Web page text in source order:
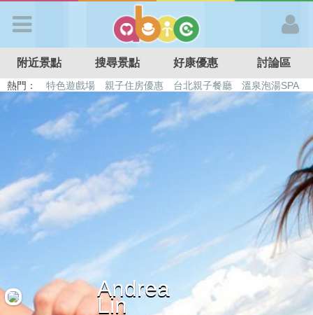
APP登入
首 頁
搜尋景點
好康優惠
最新留言
附近景點 搜尋景點 好康優惠 討論區
熱門： 特色遊戲場 親子住房優惠 台北親子餐廳
溫泉泡湯SPA
溜滑梯民宿
觀光工廠 日本親子景點
Andrea
Lin